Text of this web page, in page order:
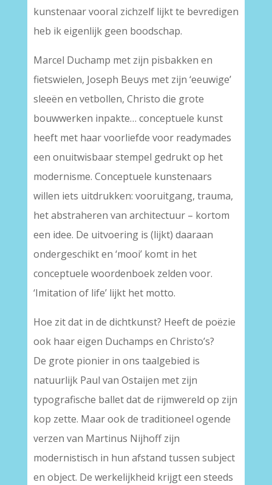
kunstenaar vooral zichzelf lijkt te bevredigen
heb ik eigenlijk geen boodschap.
Marcel Duchamp met zijn pisbakken en
fietswielen, Joseph Beuys met zijn ‘eeuwige’
sleeën en vetbollen, Christo die grote
bouwwerken inpakte… conceptuele kunst
heeft met haar voorliefde voor readymades
een onuitwisbaar stempel gedrukt op het
modernisme. Conceptuele kunstenaars
willen iets uitdrukken: vooruitgang, trauma,
het abstraheren van architectuur – kortom
een idee. De uitvoering is (lijkt) daaraan
ondergeschikt en ‘mooi’ komt in het
conceptuele woordenboek zelden voor.
‘Imitation of life’ lijkt het motto.
Hoe zit dat in de dichtkunst? Heeft de poëzie
ook haar eigen Duchamps en Christo’s?
De grote pionier in ons taalgebied is
natuurlijk Paul van Ostaijen met zijn
typografische ballet dat de rijmwereld op zijn
kop zette. Maar ook de traditioneel ogende
verzen van Martinus Nijhoff zijn
modernistisch in hun afstand tussen subject
en object. De werkelijkheid krijgt een steeds